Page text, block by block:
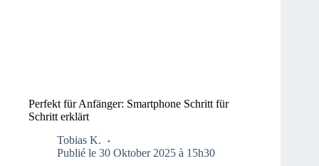
Perfekt für Anfänger: Smartphone Schritt für
Schritt erklärt
Tobias K.
Publié le 30 Oktober 2025 à 15h30